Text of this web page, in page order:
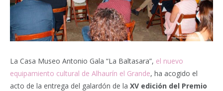
La Casa Museo Antonio Gala “La Baltasara”, el nuevo
equipamiento cultural de Alhaurín el Grande, ha acogido el
acto de la entrega del galardón de la XV edición del Premio